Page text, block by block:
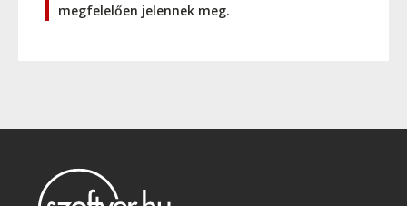
megfelelően jelennek meg.